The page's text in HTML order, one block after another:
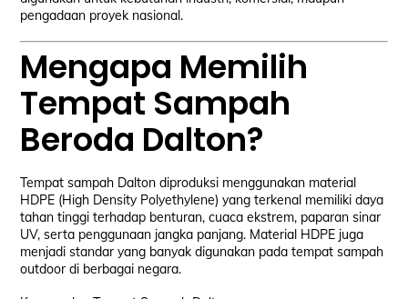
pengadaan proyek nasional.
Mengapa Memilih
Tempat Sampah
Beroda Dalton?
Tempat sampah Dalton diproduksi menggunakan material
HDPE (High Density Polyethylene) yang terkenal memiliki daya
tahan tinggi terhadap benturan, cuaca ekstrem, paparan sinar
UV, serta penggunaan jangka panjang. Material HDPE juga
menjadi standar yang banyak digunakan pada tempat sampah
outdoor di berbagai negara.